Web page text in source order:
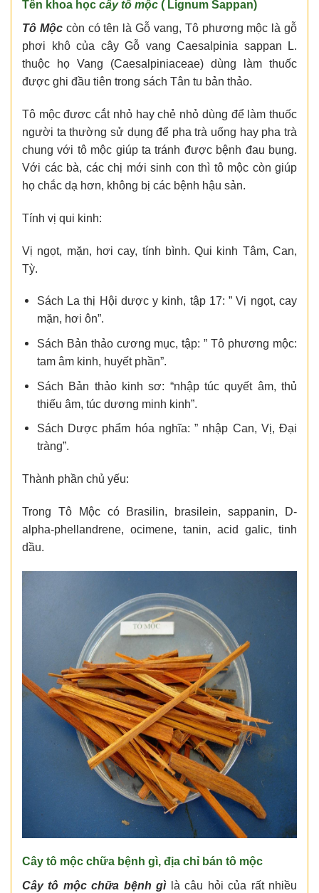
Tên khoa học cây tô mộc ( Lignum Sappan)
Tô Mộccòn có tên là Gỗ vang, Tô phương mộc là gỗ
phơi khô của cây Gỗ vang Caesalpinia sappan L.
thuộc họ Vang (Caesalpiniaceae) dùng làm thuốc
được ghi đầu tiên trong sách Tân tu bản thảo.
Tô mộc đươc cắt nhỏ hay chẻ nhỏ dùng để làm thuốc
người ta thường sử dụng để pha trà uống hay pha trà
chung với tô mộc giúp ta tránh được bệnh đau bụng.
Với các bà, các chị mới sinh con thì tô mộc còn giúp
họ chắc dạ hơn, không bị các bệnh hậu sản.
Tính vị qui kinh:
Vị ngọt, mặn, hơi cay, tính bình. Qui kinh Tâm, Can,
Tỳ.
Sách La thị Hội dược y kinh, tập 17: ” Vị ngọt, cay
mặn, hơi ôn”.
Sách Bản thảo cương mục, tập: ” Tô phương mộc:
tam âm kinh, huyết phần”.
Sách Bản thảo kinh sơ: “nhập túc quyết âm, thủ
thiếu âm, túc dương minh kinh”.
Sách Dược phẩm hóa nghĩa: ” nhập Can, Vị, Đại
tràng”.
Thành phần chủ yếu:
Trong Tô Mộc có Brasilin, brasilein, sappanin, D-
alpha-phellandrene, ocimene, tanin, acid galic, tinh
dầu.
Cây tô mộc chữa bệnh gì, địa chỉ bán tô mộc
Cây tô mộc chữa bệnh gìlà câu hỏi của rất nhiều